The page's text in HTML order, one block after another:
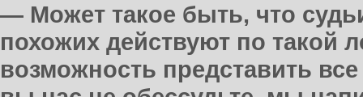
— Может такое быть, что
похожих действуют по такой
возможность представить